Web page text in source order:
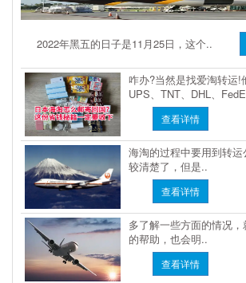
2022年黑五的日子是11月25日，这个..
咋办?当然是找爱淘转运!
UPS、TNT、DHL、
查看详情
海淘的过程中要用到转
较清楚了，但是..
查看详情
多了解一些方面的情况
的帮助，也会明..
查看详情